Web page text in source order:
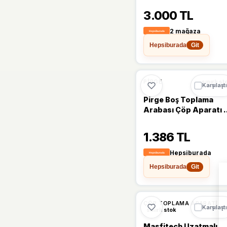
3.000 TL
2 mağaza
Hepsiburada
Git
PIRGE sınırlı
Pirge Boş Toplama
Arabası Çöp Aparatı -
1.386 TL
Hepsiburada
Hepsiburada
Git
ÇÖP TOPLAMA APARATI
sınırlı stok